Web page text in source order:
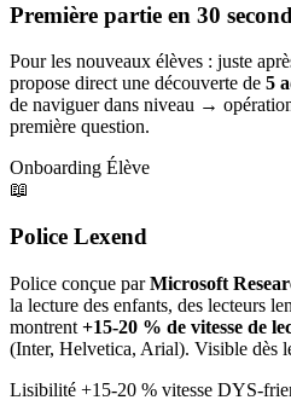
Première partie en 30
Pour les nouveaux élèves : juste
propose direct une découverte de 5
de naviguer dans niveau →
première question.
Onboarding Élève
📖
Police Lexend
Police conçue parMicrosoft
la lecture des enfants, des lecteurs
montrent +15-20 % de vitesse de
(Inter, Helvetica, Arial). Visible dès
Lisibilité +15-20 % vitesse DYS-